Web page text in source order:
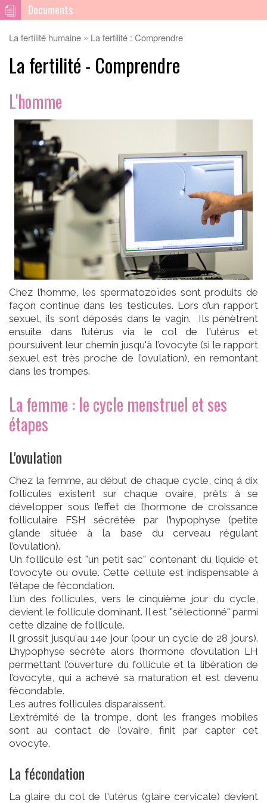
Documents
La fertilité humaine La fertilité : Comprendre
La fertilité - Comprendre
L'homme
Chez l’homme, les spermatozoïdes sont produits de
façon continue dans les testicules. Lors d’un rapport
sexuel, ils sont déposés dans le vagin. Ils pénètrent
ensuite dans l’utérus via le col de l'utérus et
poursuivent leur chemin jusqu'à l’ovocyte (si le rapport
sexuel est très proche de l’ovulation), en remontant
dans les trompes.
La femme : le cycle menstruel et ses
étapes
L'ovulation
Chez la femme, au début de chaque cycle, cinq à dix
follicules existent sur chaque ovaire, prêts à se
développer sous l’effet de l’hormone de croissance
folliculaire FSH sécrétée par l’hypophyse (petite
glande située à la base du cerveau régulant
l’ovulation).
Un follicule est "un petit sac" contenant du liquide et
l'ovocyte ou ovule. Cette cellule est indispensable à
l'étape de fécondation.
L’un des follicules, vers le cinquième jour du cycle,
devient le follicule dominant. Il est "sélectionné" parmi
cette dizaine de follicule.
Il grossit jusqu'au 14e jour (pour un cycle de 28 jours).
L’hypophyse sécrète alors l’hormone d’ovulation LH
permettant l’ouverture du follicule et la libération de
l’ovocyte, qui a achevé sa maturation et est devenu
fécondable.
Les autres follicules disparaissent.
L’extrémité de la trompe, dont les franges mobiles
sont au contact de l’ovaire, finit par capter cet
ovocyte.
La fécondation
La glaire du col de l'utérus (glaire cervicale) devient